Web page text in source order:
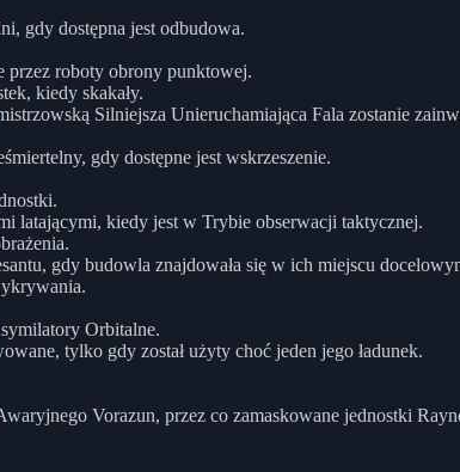
gdy dostępna jest odbudowa.
przez roboty obrony punktowej.
kiedy skakały.
Silniejsza Unieruchamiająca Fala zostanie
gdy dostępne jest wskrzeszenie.
latającymi, kiedy jest w Trybie obserwacji taktycznej.
gdy budowla znajdowała się w ich miejscu
Orbitalne.
tylko gdy został użyty choć jeden jego ładunek.
Vorazun, przez co zamaskowane jednostki